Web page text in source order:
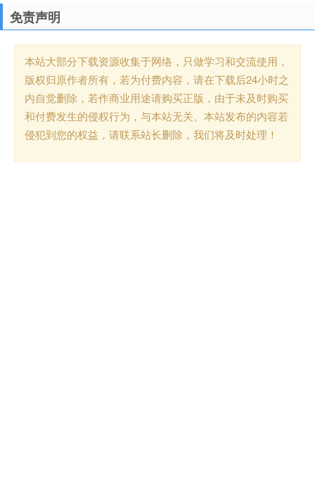
免责声明
本站大部分下载资源收集于网络，只做学习和交流使用，
版权归原作者所有，若为付费内容，请在下载后24小时之
内自觉删除，若作商业用途请购买正版，由于未及时购买
和付费发生的侵权行为，与本站无关。本站发布的内容若
侵犯到您的权益，请联系站长删除，我们将及时处理！